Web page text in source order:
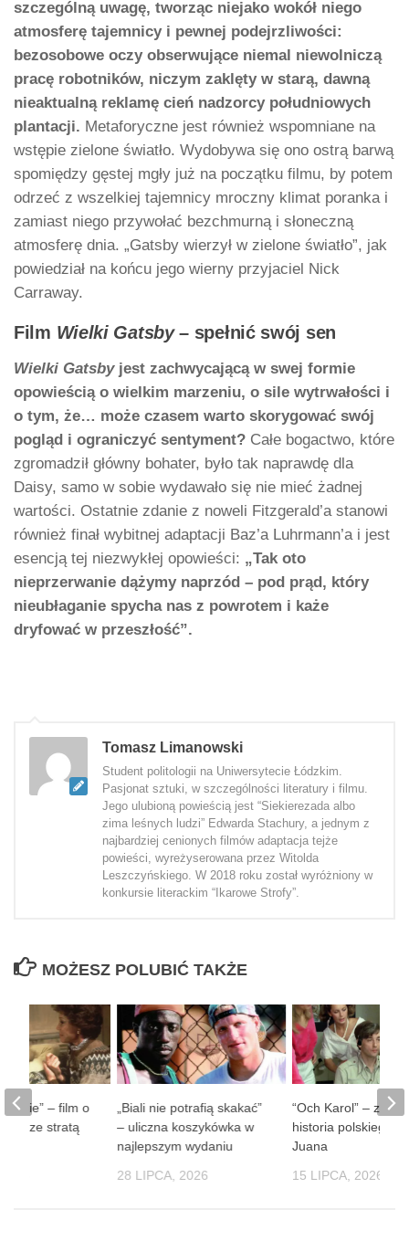
szczególną uwagę, tworząc niejako wokół niego
atmosferę tajemnicy i pewnej podejrzliwości:
bezosobowe oczy obserwujące niemal niewolniczą
pracę robotników, niczym zaklęty w starą, dawną
nieaktualną reklamę cień nadzorcy południowych
plantacji. Metaforyczne jest również wspomniane na
wstępie zielone światło. Wydobywa się ono ostrą barwą
spomiędzy gęstej mgły już na początku filmu, by potem
odrzeć z wszelkiej tajemnicy mroczny klimat poranka i
zamiast niego przywołać bezchmurną i słoneczną
atmosferę dnia. „Gatsby wierzył w zielone światło”, jak
powiedział na końcu jego wierny przyjaciel Nick
Carraway.
Film Wielki Gatsby– spełnić swój sen
Wielki Gatsbyjest zachwycającą w swej formie
opowieścią o wielkim marzeniu, o sile wytrwałości i
o tym, że… może czasem warto skorygować swój
pogląd i ograniczyć sentyment? Całe bogactwo, które
zgromadził główny bohater, było tak naprawdę dla
Daisy, samo w sobie wydawało się nie mieć żadnej
wartości. Ostatnie zdanie z noweli Fitzgerald’a stanowi
również finał wybitnej adaptacji Baz’a Luhrmann’a i jest
esencją tej niezwykłej opowieści: „Tak oto
nieprzerwanie dążymy naprzód – pod prąd, który
nieubłaganie spycha nas z powrotem i każe
dryfować w przeszłość”.
Tomasz Limanowski
Student politologii na Uniwersytecie Łódzkim.
Pasjonat sztuki, w szczególności literatury i filmu.
Jego ulubioną powieścią jest “Siekierezada albo
zima leśnych ludzi” Edwarda Stachury, a jednym z
najbardziej cenionych filmów adaptacja tejże
powieści, wyreżyserowana przez Witolda
Leszczyńskiego. W 2018 roku został wyróżniony w
konkursie literackim “Ikarowe Strofy”.
MOŻESZ POLUBIĆ TAKŻE
„Biali nie potrafią skakać”
– uliczna koszykówka w
najlepszym wydaniu
28 LIPCA, 2026
“Och Karol” –
historia polskiego
Juana
15 LIPCA, 2026
ludzie” – film o
ze stratą